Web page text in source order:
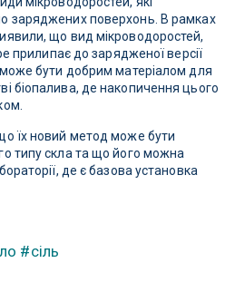
заряджених поверхонь. В рамках
що вид мікроводоростей,
прилипає до зарядженої версії
бути добрим матеріалом для
біопалива, де накопичення цього
їх новий метод може бути
типу скла та що його можна
де є базова установка
#сіль